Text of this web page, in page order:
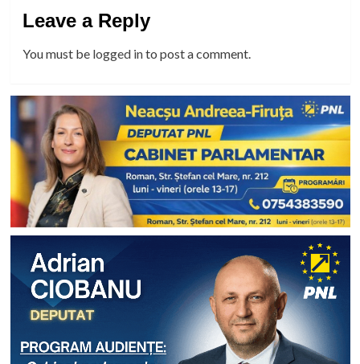
Leave a Reply
You must be logged into post a comment.